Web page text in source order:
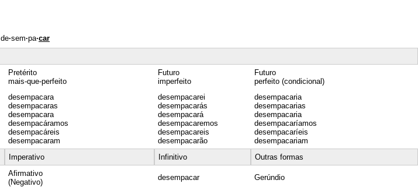
de·sem·pa·car
Pretérito
mais-que-perfeito
Futuro
imperfeito
Futuro
perfeito (condicional)
desempacara
desempacaras
desempacara
desempacáramos
desempacáreis
desempacaram
desempacarei
desempacarás
desempacará
desempacaremos
desempacareis
desempacarão
desempacaria
desempacarias
desempacaria
desempacaríamos
desempacaríeis
desempacariam
Imperativo Infinitivo Outras formas
Afirmativo
(Negativo)
desempacar Gerúndio